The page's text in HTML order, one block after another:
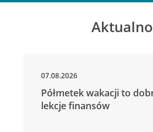
07.08.2026
Półmetek wakacji to
lekcje finansów